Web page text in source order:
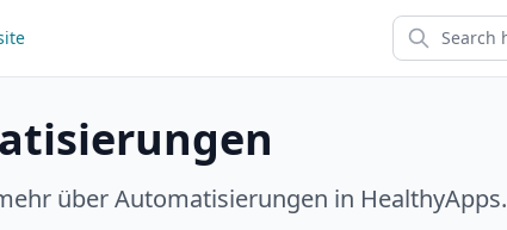
über Automatisierungen in HealthyApps.